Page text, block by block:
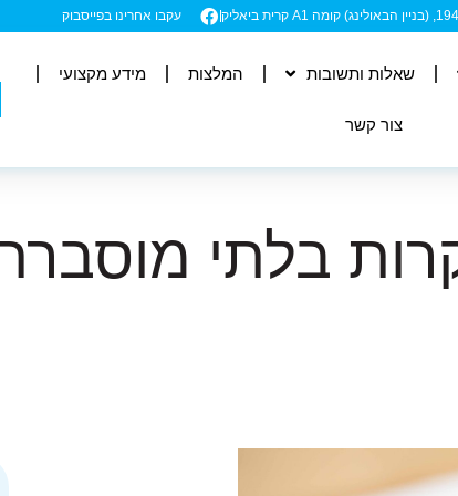
עקבו אחרינו בפייסבוק
שאלות ותשובות המלצות מידע מקצועי
צור קשר
בלתי